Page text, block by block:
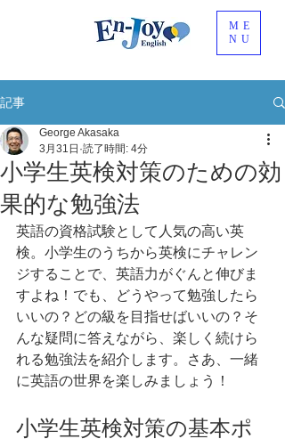
ME
NU
記事
小学生英検対策のための効
果的な勉強法
George Akasaka
3月31日 読了時間: 4分
英語の資格試験として人気の高い英
検。小学生のうちから英検にチャレン
ジすることで、英語力がぐんと伸びま
すよね！でも、どうやって勉強したら
いいの？どの級を目指せばいいの？そ
んな疑問に答えながら、楽しく続けら
れる勉強法を紹介します。さあ、一緒
に英語の世界を楽しみましょう！
小学生英検対策の基本ポ